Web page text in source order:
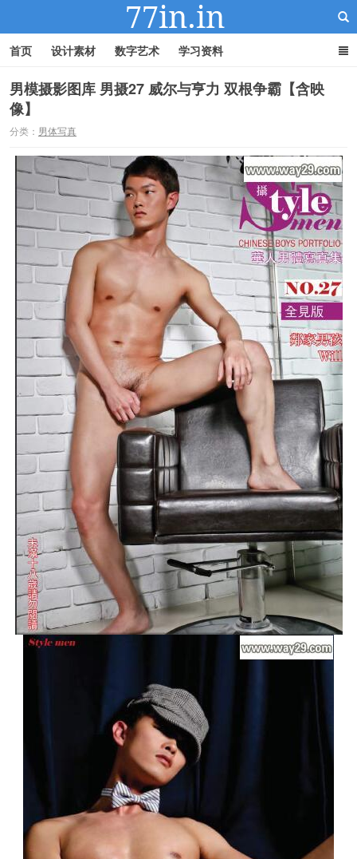
首页 设计素材 数字艺术 学习资料
男模摄影图库 男摄27 威尔与亨力 双根争霸【含映
像】
分类： 男体写真